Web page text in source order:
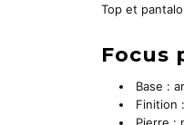
Top et
Focus
Base :
Finition